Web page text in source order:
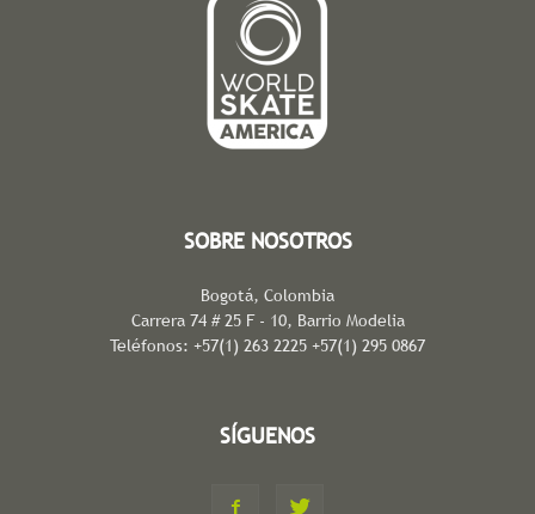
SOBRE NOSOTROS
Bogotá, Colombia
Carrera 74 # 25 F - 10, Barrio Modelia
Teléfonos: +57(1) 263 2225 +57(1) 295 0867
SÍGUENOS